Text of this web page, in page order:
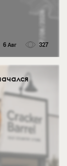
6 Авг 327